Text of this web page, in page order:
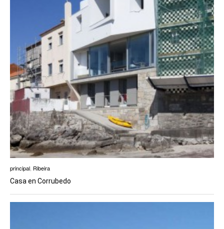
principal Ribeira
Casa en Corrubedo